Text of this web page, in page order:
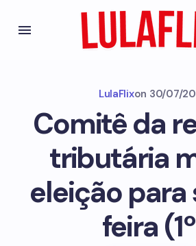
LulaFlixon 30/07/
Comitê da
tributária
eleição
feira